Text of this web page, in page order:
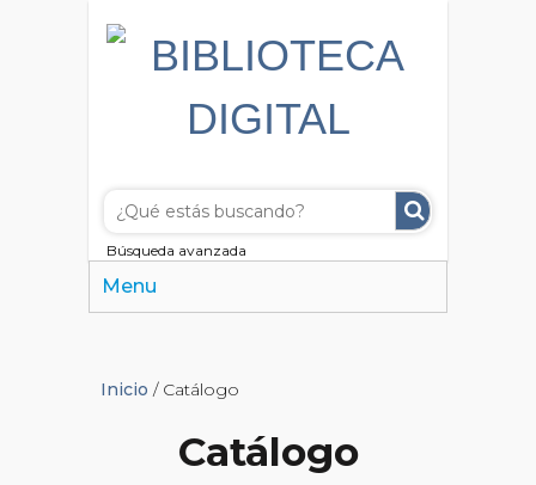
Búsqueda avanzada
Menu
Inicio / Catálogo
Catálogo